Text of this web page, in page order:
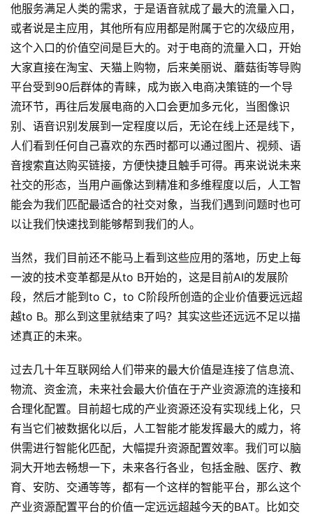
他服务满足人类的需求，于是语音就成了最大的流量入口，
或者说是主应用，其他所有应用都是附属于它的次级应用，
这个入口的价值空间是巨大的。对于电商的流量入口，开始
大家直接在淘宝、天猫上购物，后来美丽说、蘑菇街等导购
平台受到90后群体的青睐，成为嵌入电商决策链的一个导
流环节，再往后发展电商的入口会更加多元化，当图像识
别、语音识别发展到一定程度以后，无论在线上还是线下，
人们看到任何自己喜欢的东西时都可以通过图片、视频、语
音搜索直达购买链接，方便快捷且触手可得。再来说说未来
社交的形态，当用户画像达到精准和多维程度以后，人工智
能会为我们匹配最适合的社交对象，当我们遇到问题时也可
以让我们快速找到能够帮到我们的人。
当然，我们目前还不能马上看到这些应用的落地，历史上每
一波的技术变革都是从to B开始的，这是目前AI的发展阶
段，然后才能到to C，to C阶段所创造的企业价值要远远超
越to B。那么到这里就结束了吗？其实这些还远远不足以描
述真正的未来。
过去几十年互联网给人们带来的最大价值是连接了信息流、
物流、资金流，未来社会最大价值在于产业资源流的连接和
合理化配置。目前超七成的产业资源还没有实现线上化，只
有当它们被数据化以后，人工智能才能发挥最大的威力，将
供需进行智能化匹配，大幅提升资源配置效率。我们可以脑
洞大开地去畅想一下，未来各行各业，包括金融、医疗、教
育、安防、交通等等，都有一个这样的智能平台，那么这个
产业资源配置平台的价值一定远远超越今天的BAT。比如交